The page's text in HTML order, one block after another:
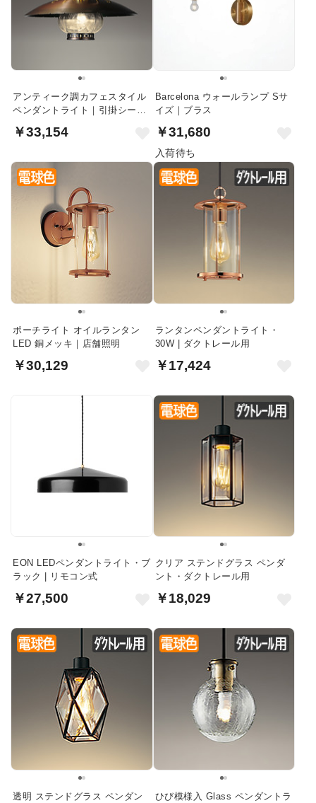
アンティーク調カフェスタイル
ペンダントライト｜引掛シーリ
￥33,154
Barcelona ウォールランプ Sサ
イズ｜ブラス
￥31,680
入荷待ち
ポーチライト オイルランタン
LED 銅メッキ｜店舗照明
￥30,129
ランタンペンダントライト・
30W | ダクトレール用
￥17,424
EON LEDペンダントライト・ブ
ラック | リモコン式
￥27,500
クリア ステンドグラス ペンダ
ント・ダクトレール用
￥18,029
透明 ステンドグラス ペンダン ひび模様入 Glass ペンダントラ